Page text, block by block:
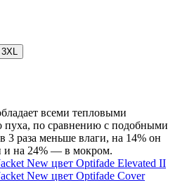
3XL